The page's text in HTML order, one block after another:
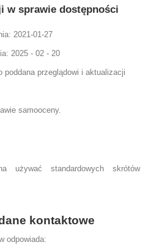
w sprawie dostępności
2021-01-27
2025 - 02 - 20
poddana przeglądowi i aktualizacji
samooceny.
używać standardowych skrótów
kontaktowe
odpowiada: